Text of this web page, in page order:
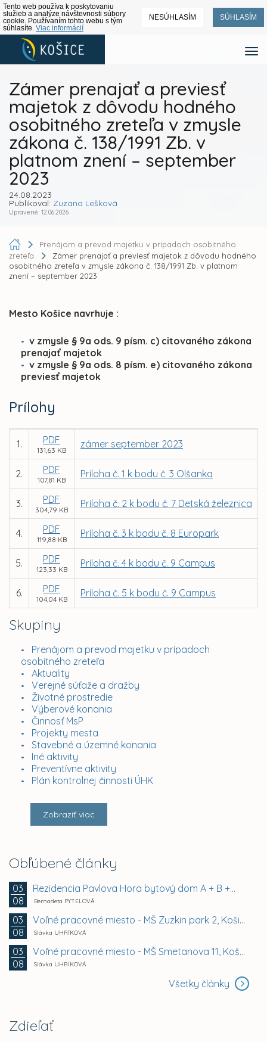
Tento web používa k poskytovaniu
služieb a analýze návštevnosti súbory
cookie. Používaním tohto webu s tým
súhlasíte. Viac informácií
NESÚHLASÍM SÚHLASÍM
Zámer prenajať a previesť
majetok z dôvodu hodného
osobitného zreteľa v zmysle
zákona č. 138/1991 Zb. v
platnom znení – september
2023
24.08.2023
Publikoval: Zuzana Lešková
Upravené: 12.06.2026
Skupiny
Prenájom a prevod majetku v prípadoch
osobitného zreteľa
Aktuality
Verejné súťaže a dražby
Životné prostredie
Výberové konania
Činnosť MsP
Projekty mesta
Stavebné a územné konania
Iné aktivity
Preventívne aktivity
Plán kontrolnej činnosti ÚHK
Zobraziť viac
Obľúbené články
03
08
Rezidencia Pavlova Hora bytový dom A + B +...
Bernadeta PYTELOVÁ
03
08
Voľné pracovné miesto - MŠ Zuzkin park 2, Košice -...
Slávka UHRÍKOVÁ
03
08
Voľné pracovné miesto - MŠ Smetanova 11, Košice -...
Slávka UHRÍKOVÁ
Všetky články
Zdieľať
Prenájom a prevod majetku v prípadoch osobitného
zreteľa
Zámer prenajať a previesť majetok z dôvodu hodného
osobitného zreteľa v zmysle zákona č. 138/1991 Zb. v platnom
znení – september 2023
Mesto Košice navrhuje :
v zmysle § 9a ods. 9 písm. c) citovaného zákona
prenajať majetok
v zmysle § 9a ods. 8 písm. e) citovaného zákona
previesť majetok
Prílohy
1. PDF
131,63 KB
zámer september 2023
2. PDF
107,81 KB
Príloha č. 1 k bodu č. 3 Olšanka
3. PDF
304,79 KB
Príloha č. 2 k bodu č. 7 Detská železnica
4. PDF
119,88 KB
Príloha č. 3 k bodu č. 8 Europark
5. PDF
123,33 KB
Príloha č. 4 k bodu č. 9 Campus
6. PDF
104,04 KB
Príloha č. 5 k bodu č. 9 Campus